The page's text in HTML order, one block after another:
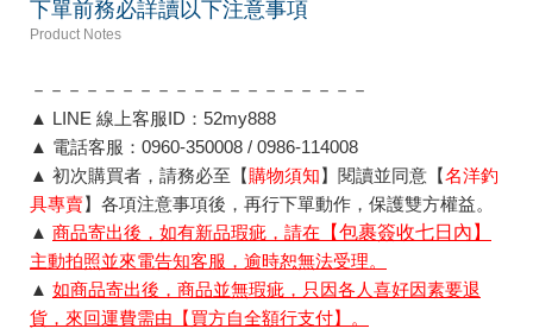
下單前務必詳讀以下注意事項
Product Notes
－－－－－－－－－－－－－－－－－－－
▲ LINE 線上客服ID：52my888
▲ 電話客服：0960-350008 / 0986-114008
▲ 初次購買者，請務必至【購物須知】閱讀並同意【名洋釣
具專賣】各項注意事項後，再行下單動作，保護雙方權益。
▲ 商品寄出後，如有新品瑕疵，請在 【包裹簽收七日內】
主動拍照並來電告知客服，逾時恕無法受理。
▲ 如商品寄出後，商品並無瑕疵，只因各人喜好因素要退
貨，來回運費需由【買方自全額行支付】。